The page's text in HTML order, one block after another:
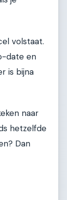
volstaat.
date en
is bijna
naar
hetzelfde
Dan